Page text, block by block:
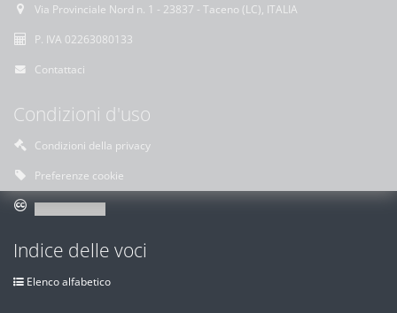
Via Provinciale Nord n. 1 - 23837 - Taceno (LC), ITALIA
P. IVA 02263080133
Contattaci
Condizioni d'uso
Condizioni della privacy
Preferenze cookie
Indice delle voci
Elenco alfabetico